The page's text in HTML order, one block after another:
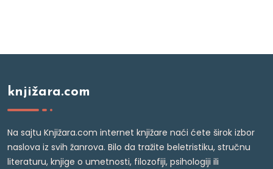
knjižara.com
Na sajtu Knjižara.com internet knjižare naći ćete širok izbor
naslova iz svih žanrova. Bilo da tražite beletristiku, stručnu
literaturu, knjige o umetnosti, filozofiji, psihologiji ili